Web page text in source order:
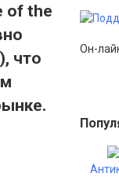
of the
что
Он-